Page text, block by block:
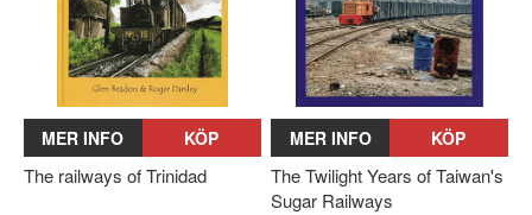
MER INFO KÖP
The railways of Trinidad
MER INFO KÖP
The Twilight Years of Taiwan's
Sugar Railways